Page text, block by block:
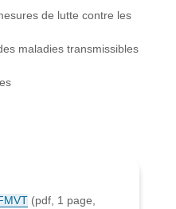
de lutte contre les
maladies transmissibles
(pdf, 1 page,